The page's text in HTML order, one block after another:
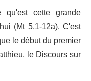
qu'est cette grande
(Mt 5,1-12a). C'est
le début du premier
le Discours sur